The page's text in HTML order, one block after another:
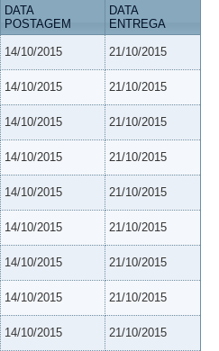
DATA
POSTAGEM
DATA
ENTREGA
14/10/2015 21/10/2015
14/10/2015 21/10/2015
14/10/2015 21/10/2015
14/10/2015 21/10/2015
14/10/2015 21/10/2015
14/10/2015 21/10/2015
14/10/2015 21/10/2015
14/10/2015 21/10/2015
14/10/2015 21/10/2015